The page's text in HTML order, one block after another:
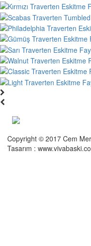
Copyright © 2017 Cem
Tasarım :